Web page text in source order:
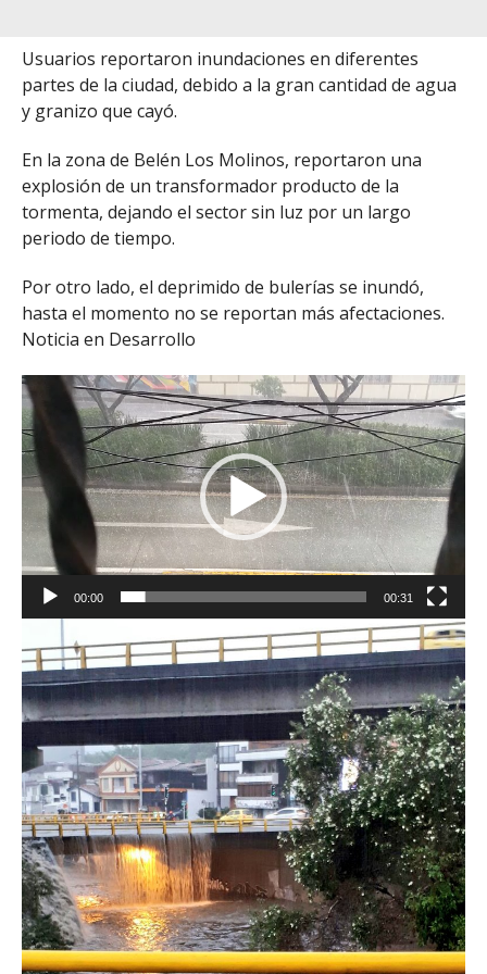
Usuarios reportaron inundaciones en diferentes
partes de la ciudad, debido a la gran cantidad de agua
y granizo que cayó.
En la zona de Belén Los Molinos, reportaron una
explosión de un transformador producto de la
tormenta, dejando el sector sin luz por un largo
periodo de tiempo.
Por otro lado, el deprimido de bulerías se inundó,
hasta el momento no se reportan más afectaciones.
Noticia en Desarrollo
Reproductor
de
vídeo
00:00 00:31